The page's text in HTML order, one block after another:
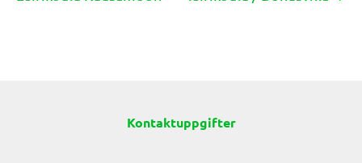
navigation
Kontaktuppgifter